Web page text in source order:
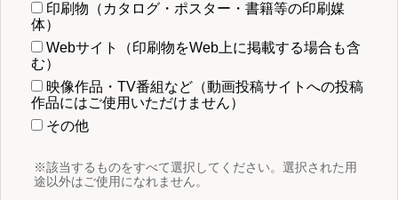
印刷物（カタログ・ポスター・書籍等の印刷媒
体）
Webサイト（印刷物をWeb上に掲載する場合も含
む）
映像作品・TV番組など（動画投稿サイトへの投稿
作品にはご使用いただけません）
その他
※該当するものをすべて選択してください。選択された用
途以外はご使用になれません。